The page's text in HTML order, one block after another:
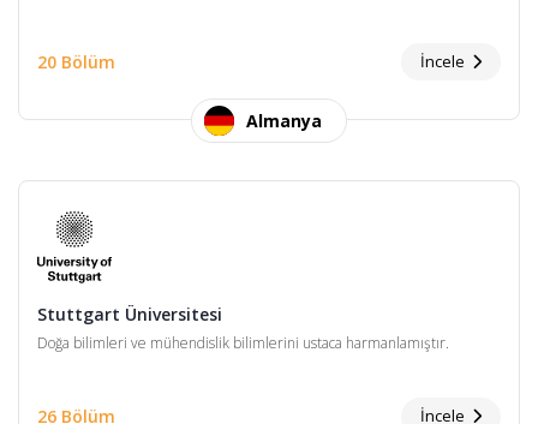
20 Bölüm İncele
Almanya
Stuttgart Üniversitesi
Doğa bilimleri ve mühendislik bilimlerini ustaca harmanlamıştır.
26 Bölüm İncele